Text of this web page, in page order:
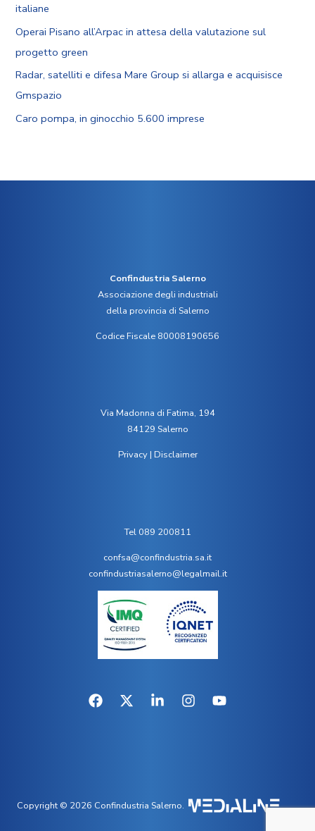
italiane
Operai Pisano all’Arpac in attesa della valutazione sul
progetto green
Radar, satelliti e difesa Mare Group si allarga e acquisisce
Gmspazio
Caro pompa, in ginocchio 5.600 imprese
Confindustria Salerno
Associazione degli industriali
della provincia di Salerno
Codice Fiscale 80008190656
Via Madonna di Fatima, 194
84129 Salerno
Privacy| Disclaimer
Tel 089 200811
confsa@confindustria.sa.it
confindustriasalerno@legalmail.it
Copyright © 2026 Confindustria Salerno.